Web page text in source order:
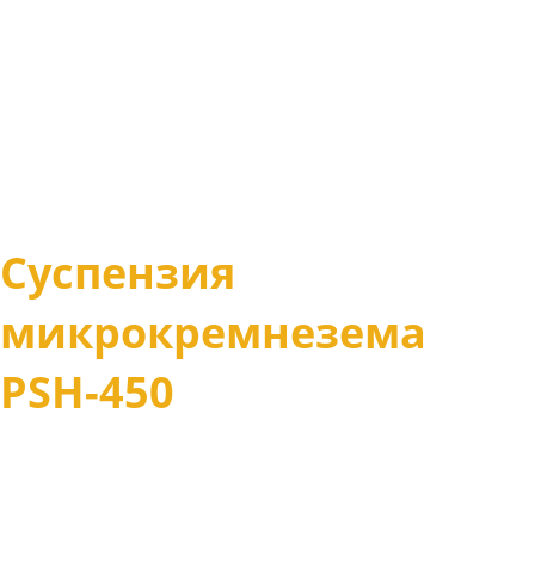
Суспензия
микрокремнезема
PSH-450